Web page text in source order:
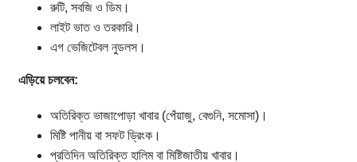
রুটি, সবজি ও ডিম।
লাইট ভাত ও তরকারি।
এগ ভেজিটেবল নুডলস।
এড়িয়ে চলবেন:
অতিরিক্ত ভাজাপোড়া খাবার (পেঁয়াজু, বেগুনি, সমোসা)।
মিষ্টি পানীয় বা সফট ড্রিংক।
প্রতিদিন অতিরিক্ত হালিম বা মিষ্টিজাতীয় খাবার।